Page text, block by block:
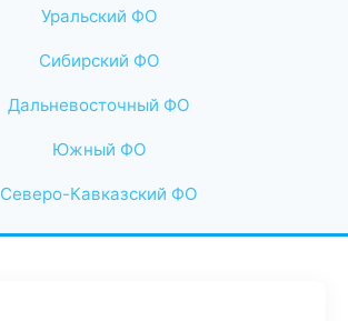
Уральский ФО
Сибирский ФО
Дальневосточный ФО
Южный ФО
Северо-Кавказский ФО